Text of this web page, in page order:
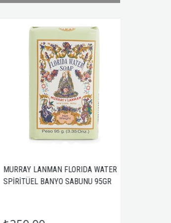
MURRAY LANMAN FLORIDA WATER
SPİRİTÜEL BANYO SABUNU 95GR